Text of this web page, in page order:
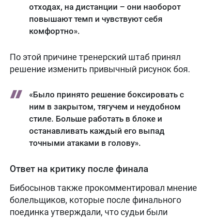
отходах, на дистанции – они наоборот
повышают темп и чувствуют себя
комфортно».
По этой причине тренерский штаб принял
решение изменить привычный рисунок боя.
«Было принято решение боксировать с
ним в закрытом, тягучем и неудобном
стиле. Больше работать в блоке и
останавливать каждый его выпад
точными атаками в голову».
Ответ на критику после финала
Бибосынов также прокомментировал мнение
болельщиков, которые после финального
поединка утверждали, что судьи были